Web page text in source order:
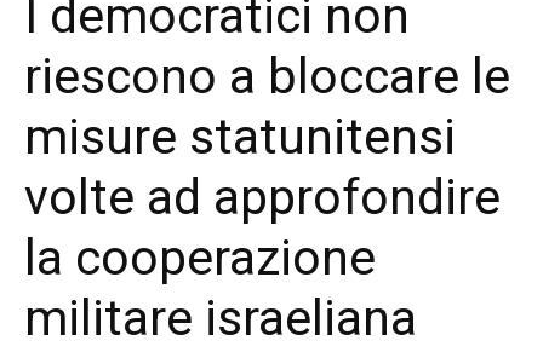
I democratici non
riescono a bloccare le
misure statunitensi
volte ad approfondire
la cooperazione
militare israeliana